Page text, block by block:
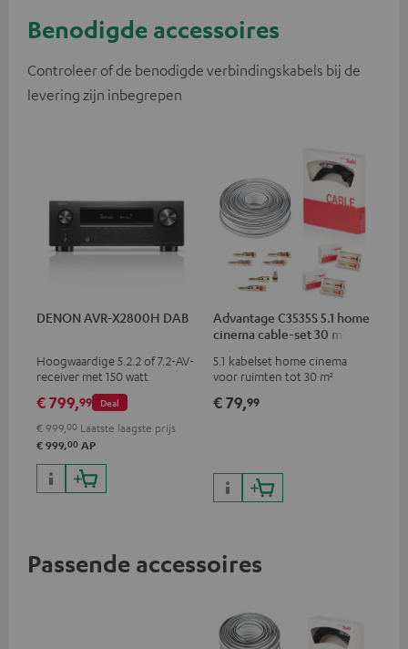
Benodigde accessoires
Controleer of de benodigde verbindingskabels bij de
levering zijn inbegrepen
DENON AVR-X2800H DAB
Hoogwaardige 5.2.2 of 7.2-AV-
receiver met 150 watt
uitgangsvermogen per kanaal
Deal
€ 799,99
€ 999,00 Laatste laagste prijs
€ 999,00 AP
Advantage C3535S 5.1 home
cinema cable-set 30 m²
5.1 kabelset home cinema
voor ruimten tot 30 m²
€ 79,99
Passende accessoires